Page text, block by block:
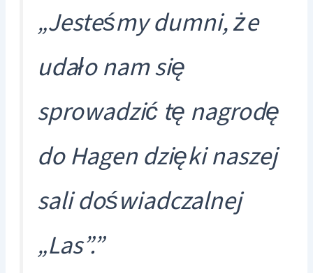
„Jesteśmy dumni, że
udało nam się
sprowadzić tę nagrodę
do Hagen dzięki naszej
sali doświadczalnej
„Las”.”